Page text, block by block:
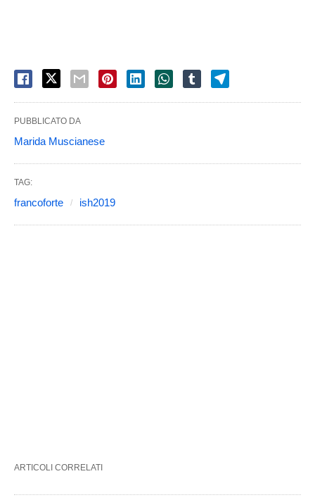
PUBBLICATO DA
Marida Muscianese
TAG:
francoforte ish2019
ARTICOLI CORRELATI